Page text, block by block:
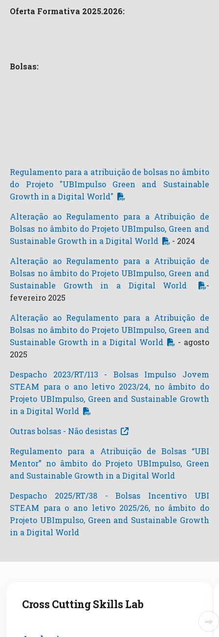
Oferta Formativa 2025.2026:
Bolsas:
Regulamento para a atribuição de bolsas no âmbito
do Projeto "UBImpulso Green and Sustainable
Growth in a Digital World"
Alteração ao Regulamento para a Atribuição de
Bolsas no âmbito do Projeto UBImpulso, Green and
Sustainable Growth in a Digital World
- 2024
Alteração ao Regulamento para a Atribuição de
Bolsas no âmbito do Projeto UBImpulso, Green and
Sustainable Growth in a Digital World
-
fevereiro 2025
Alteração ao Regulamento para a Atribuição de
Bolsas no âmbito do Projeto UBImpulso, Green and
Sustainable Growth in a Digital World
- agosto
2025
Despacho 2023/RT/113 - Bolsas Impulso Jovem
STEAM para o ano letivo 2023/24, no âmbito do
Projeto UBImpulso, Green and Sustainable Growth
in a Digital World
Outras bolsas - Não desistas
Regulamento para a Atribuição de Bolsas “UBI
Mentor” no âmbito do Projeto UBImpulso, Green
and Sustainable Growth in a Digital World
Despacho 2025/RT/38 - Bolsas Incentivo UBI
STEAM para o ano letivo 2025/26, no âmbito do
Projeto UBImpulso, Green and Sustainable Growth
in a Digital World
Cross Cutting Skills Lab